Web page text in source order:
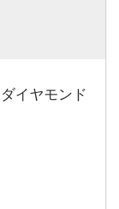
イヤモンド